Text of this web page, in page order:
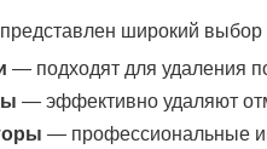
широкий выбор
— подходят для удаления
— эффективно удаляют
— профессиональные